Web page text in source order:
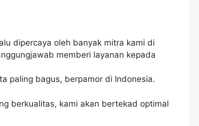
dipercaya oleh banyak mitra kami di
memberi layanan kepada
paling bagus, berpamor di Indonesia.
berkualitas, kami akan bertekad optimal